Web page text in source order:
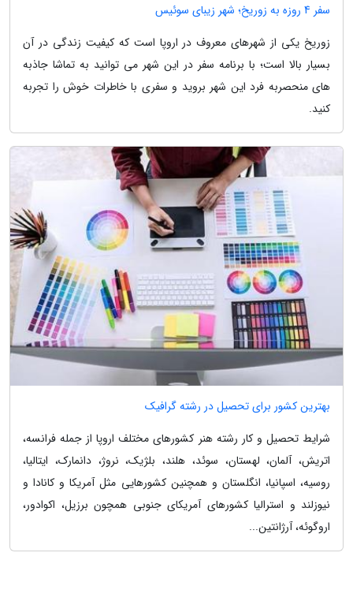
سفر 4 روزه به زوریخ؛ شهر زیبای سوئیس
زوریخ یکی از شهرهای معروف در اروپا است که کیفیت زندگی در آن
بسیار بالا است؛ با برنامه سفر در این شهر می توانید به تماشا جاذبه
های منحصربه فرد این شهر بروید و سفری با خاطرات خوش را تجربه
کنید.
بهترین کشور برای تحصیل در رشته گرافیک
شرایط تحصیل و کار رشته هنر کشورهای مختلف اروپا از جمله فرانسه،
اتریش، آلمان، لهستان، سوئد، هلند، بلژیک، نروژ، دانمارک، ایتالیا،
روسیه، اسپانیا، انگلستان و همچنین کشورهایی مثل آمریکا و کانادا و
نیوزلند و استرالیا کشورهای آمریکای جنوبی همچون برزیل، اکوادور،
اروگوئه، آرژانتین...